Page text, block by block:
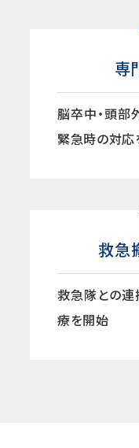
専
脳卒中・頭部
緊急時の対
救急
救急隊との連
療を開始